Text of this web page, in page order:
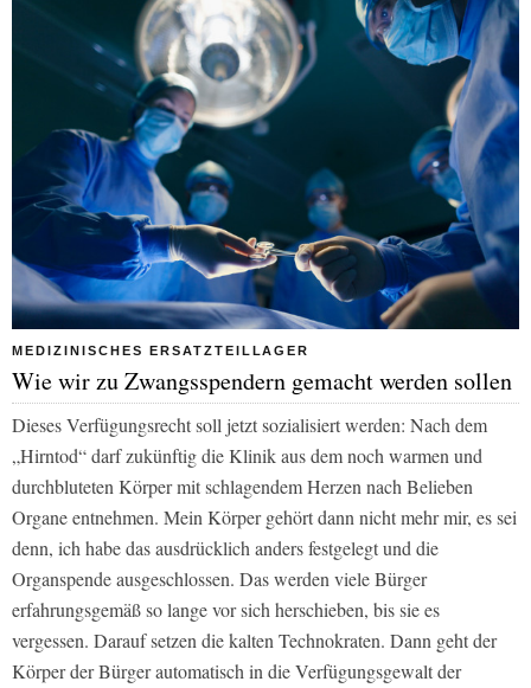
MEDIZINISCHES ERSATZTEILLAGER
Wie wir zu Zwangsspendern gemacht werden sollen
Dieses Verfügungsrecht soll jetzt sozialisiert werden: Nach dem
„Hirntod“ darf zukünftig die Klinik aus dem noch warmen und
durchbluteten Körper mit schlagendem Herzen nach Belieben
Organe entnehmen. Mein Körper gehört dann nicht mehr mir, es sei
denn, ich habe das ausdrücklich anders festgelegt und die
Organspende ausgeschlossen. Das werden viele Bürger
erfahrungsgemäß so lange vor sich herschieben, bis sie es
vergessen. Darauf setzen die kalten Technokraten. Dann geht der
Körper der Bürger automatisch in die Verfügungsgewalt der